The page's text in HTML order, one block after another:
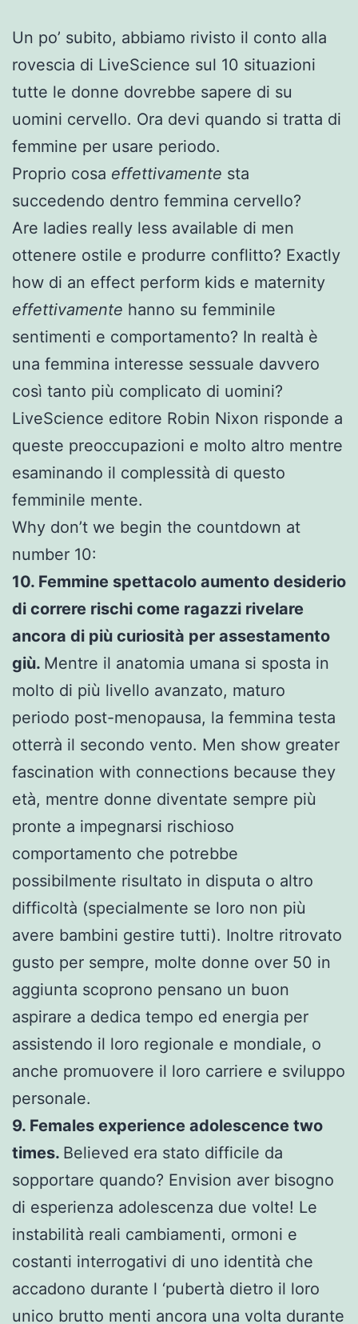
Un po’ subito, abbiamo rivisto il conto alla
rovescia di LiveScience sul 10 situazioni
tutte le donne dovrebbe sapere di su
uomini cervello. Ora devi quando si tratta di
femmine per usare periodo.
Proprio cosa effettivamente sta
succedendo dentro femmina cervello?
Are ladies really less available di men
ottenere ostile e produrre conflitto? Exactly
how di an effect perform kids e maternity
effettivamente hanno su femminile
sentimenti e comportamento? In realtà è
una femmina interesse sessuale davvero
così tanto più complicato di uomini?
LiveScience editore Robin Nixon risponde a
queste preoccupazioni e molto altro mentre
esaminando il complessità di questo
femminile mente.
Why don’t we begin the countdown at
number 10:
10. Femmine spettacolo aumento desiderio
di correre rischi come ragazzi rivelare
ancora di più curiosità per assestamento
giù. Mentre il anatomia umana si sposta in
molto di più livello avanzato, maturo
periodo post-menopausa, la femmina testa
otterrà il secondo vento. Men show greater
fascination with connections because they
età, mentre donne diventate sempre più
pronte a impegnarsi rischioso
comportamento che potrebbe
possibilmente risultato in disputa o altro
difficoltà (specialmente se loro non più
avere bambini gestire tutti). Inoltre ritrovato
gusto per sempre, molte donne over 50 in
aggiunta scoprono pensano un buon
aspirare a dedica tempo ed energia per
assistendo il loro regionale e mondiale, o
anche promuovere il loro carriere e sviluppo
personale.
9. Females experience adolescence two
times. Believed era stato difficile da
sopportare quando? Envision aver bisogno
di esperienza adolescenza due volte! Le
instabilità reali cambiamenti, ormoni e
costanti interrogativi di uno identità che
accadono durante l ‘pubertà dietro il loro
unico brutto menti ancora una volta durante